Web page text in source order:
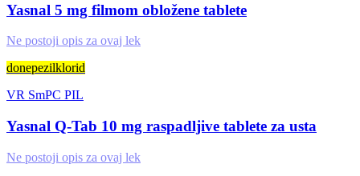
Yasnal 5 mg filmom obložene tablete
Ne postoji opis za ovaj lek
donepezilklorid
VR SmPC PIL
Yasnal Q-Tab 10 mg raspadljive tablete za usta
Ne postoji opis za ovaj lek